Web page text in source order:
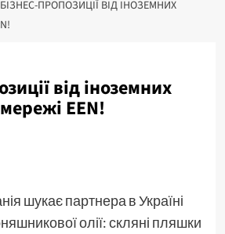
БІЗНЕС-ПРОПОЗИЦІЇ ВІД ІНОЗЕМНИХ
від іноземних
EEN!
шукає партнера в Україні
олії: скляні пляшки